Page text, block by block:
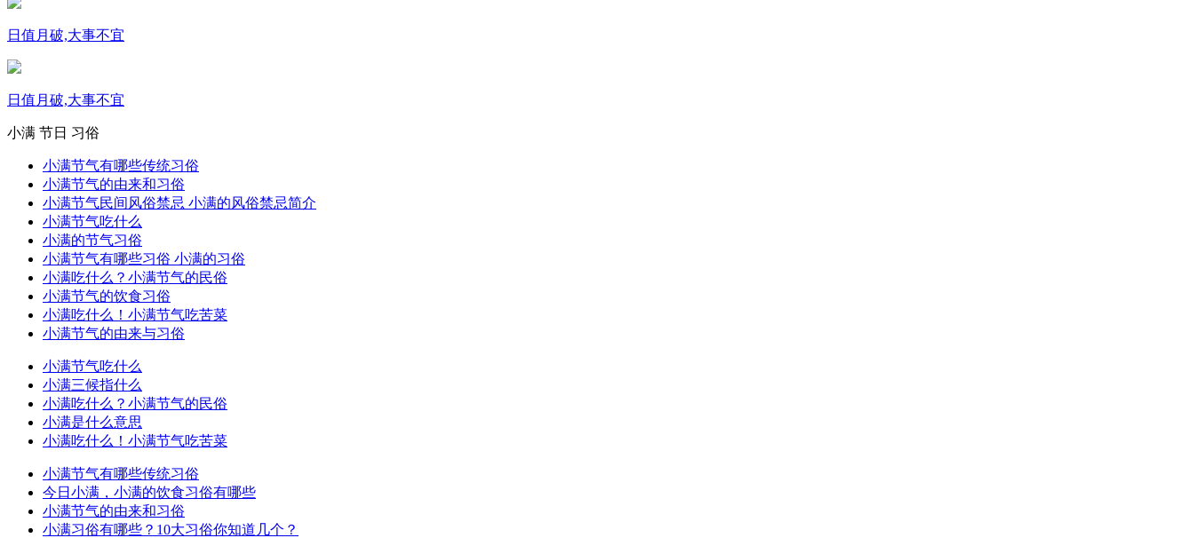
日值月破,大事不宜
日值月破,大事不宜
小满 节日 习俗
小满节气有哪些传统习俗
小满节气的由来和习俗
小满节气民间风俗禁忌 小满的风俗禁忌简介
小满节气吃什么
小满的节气习俗
小满节气有哪些习俗 小满的习俗
小满吃什么？小满节气的民俗
小满节气的饮食习俗
小满吃什么！小满节气吃苦菜
小满节气的由来与习俗
小满节气吃什么
小满三候指什么
小满吃什么？小满节气的民俗
小满是什么意思
小满吃什么！小满节气吃苦菜
小满节气有哪些传统习俗
今日小满，小满的饮食习俗有哪些
小满节气的由来和习俗
小满习俗有哪些？10大习俗你知道几个？